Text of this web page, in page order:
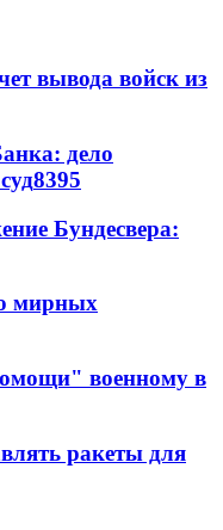
вывода войск из
дело
8395
Бундесвера:
о мирных
военному в
ракеты для